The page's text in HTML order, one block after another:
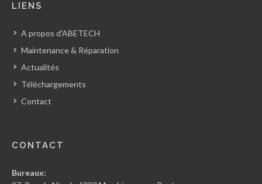
LIENS
A propos d'ABETECH
Maintenance & Réparation
Actualités
Téléchargements
Contact
CONTACT
Bureaux: